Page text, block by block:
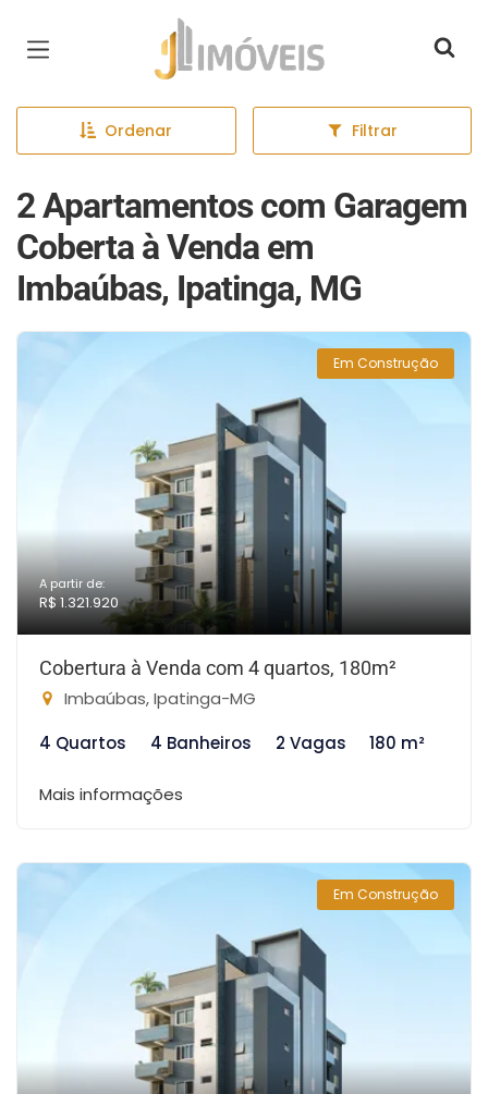
Página inicial
Ordenar Filtrar
2 Apartamentos com Garagem
Coberta à Venda em
Imbaúbas, Ipatinga, MG
Em Construção
A partir de:
R$ 1.321.920
Cobertura à Venda com 4 quartos, 180m²
Imbaúbas, Ipatinga-MG
4 Quartos
4 Banheiros 2 Vagas 180 m²
Mais informações
Em Construção